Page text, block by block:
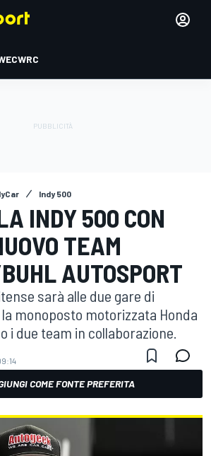
WRC
Indy 500
INDY 500 CON
TEAM
AUTOSPORT
sarà alle due gare di
monoposto motorizzata Honda
i due team in collaborazione.
COME FONTE PREFERITA